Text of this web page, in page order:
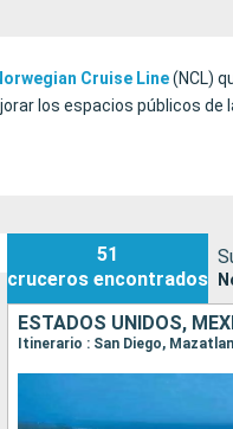
Cruise Line(NCL)
los espacios públicos de
51
cruceros encontrados
ESTADOS UNIDOS,
Itinerario : San Diego,